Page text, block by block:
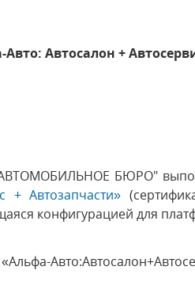
Автосалон +
БЮРО"
+ Автозапчасти»
конфигурацией для